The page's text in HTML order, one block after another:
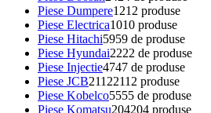
Piese Dumpere1212 produse
Piese Electrica1010 produse
Piese Hitachi5959 de produse
Piese Hyundai2222 de produse
Piese Injectie4747 de produse
Piese JCB21122112 produse
Piese Kobelco5555 de produse
Piese Komatsu204204 produse